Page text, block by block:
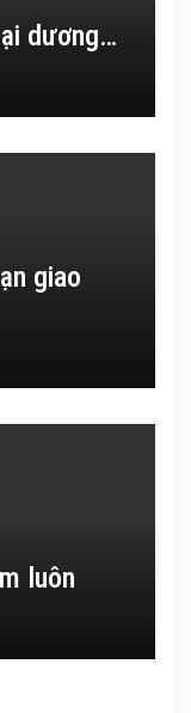
dương…
giao
luôn